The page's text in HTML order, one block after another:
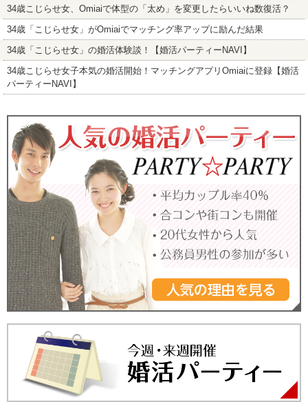
34歳こじらせ女、Omiaiで体型の「太め」を変更したらいいね数復活？
34歳「こじらせ女」がOmiaiでマッチング率アップに励んだ結果
34歳「こじらせ女」の婚活体験談！【婚活パーティーNAVI】
34歳こじらせ女子本気の婚活開始！マッチングアプリOmiaiに登録【婚活
パーティーNAVI】